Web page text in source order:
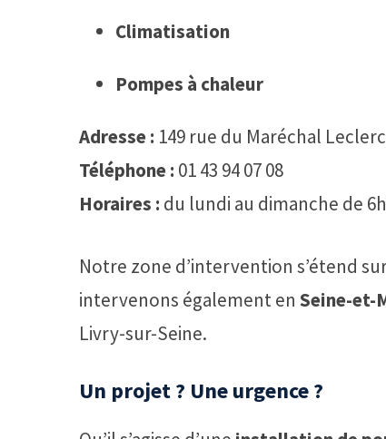
Climatisation
Pompes à chaleur
Adresse : 149 rue du Maréchal
Téléphone : 01 43 94 07 08
Horaires : du lundi au dimanche de
Notre zone d’intervention s’étend
intervenons également en Seine-et-
Livry-sur-Seine.
Un projet ? Une urgence ?